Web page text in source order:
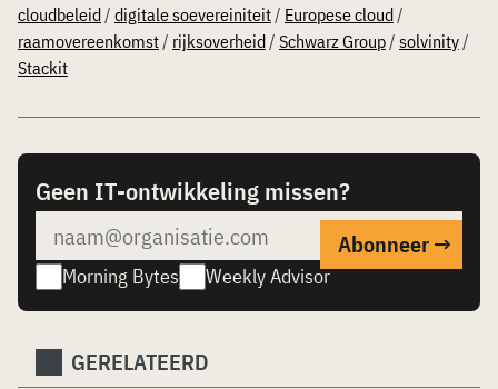
cloudbeleid/ digitale soevereiniteit/ Europese cloud/
raamovereenkomst/ rijksoverheid/ Schwarz Group/ solvinity/
Stackit
Geen IT-ontwikkeling missen?
Morning Bytes Weekly Advisor
GERELATEERD